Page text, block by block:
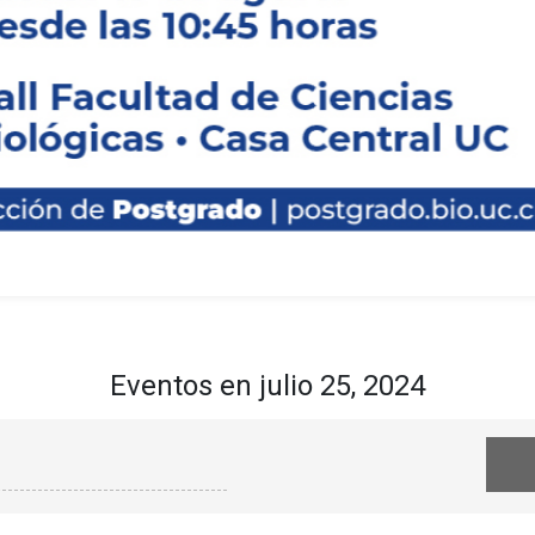
de la
Eventos en julio 25, 2024